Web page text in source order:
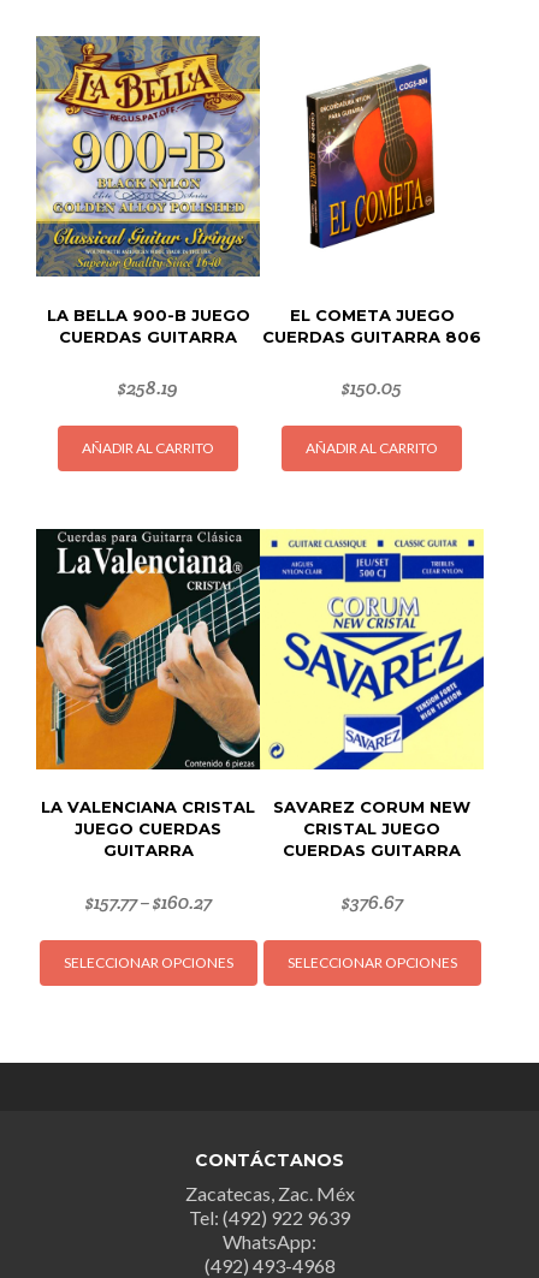
LA BELLA 900-B JUEGO
CUERDAS GUITARRA
$258.19
AÑADIR AL CARRITO
EL COMETA JUEGO
CUERDAS GUITARRA 806
$150.05
AÑADIR AL CARRITO
LA VALENCIANA CRISTAL
JUEGO CUERDAS
GUITARRA
$157.77–$160.27
SELECCIONAR OPCIONES
Este
producto
pueden
elegir
en
la
SAVAREZ CORUM NEW
CRISTAL JUEGO
CUERDAS GUITARRA
$376.67
SELECCIONAR OPCIONES
Este
CONTÁCTANOS
Zacatecas, Zac. Méx
Tel: (492) 922 9639
WhatsApp:
(492) 493-4968